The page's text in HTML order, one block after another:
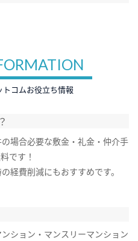
コムお役立ち情報
場合必要な敷金・礼金・仲介手
です！
経費削減にもおすすめです。
ション・マンスリーマンション